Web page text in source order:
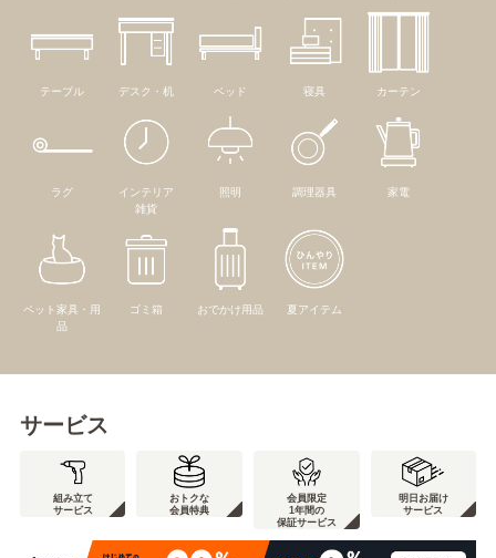
テーブル デスク・机 ベッド 寝具 カーテン
ラグ
インテリア
雑貨
照明 調理器具 家電
ペット家具・用
品
ゴミ箱 おでかけ用品 夏アイテム
サービス
組み立て
サービス
おトクな
会員特典
会員限定
1年間の
保証サービス
明日お届け
サービス